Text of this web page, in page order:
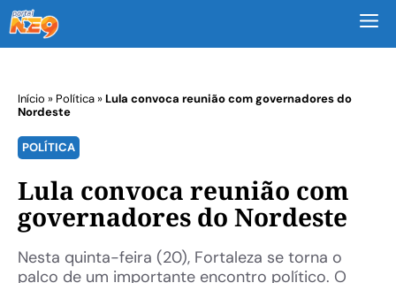
Início » Política»Lula convoca reunião com governadores do
Nordeste
POLÍTICA
Lula convoca reunião com
governadores do Nordeste
Nesta quinta-feira (20), Fortaleza se torna o
palco de um importante encontro político. O